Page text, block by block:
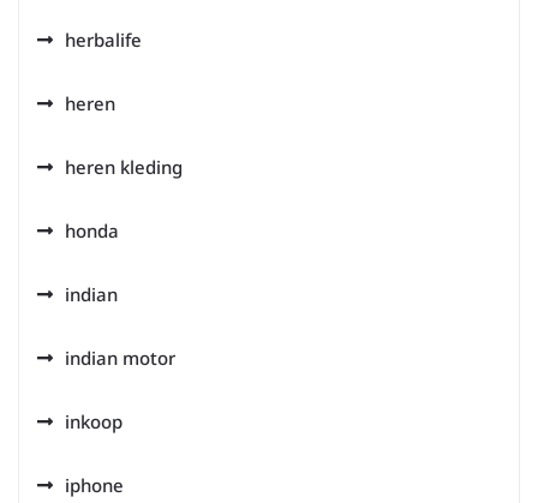
herbalife
heren
heren kleding
honda
indian
indian motor
inkoop
iphone